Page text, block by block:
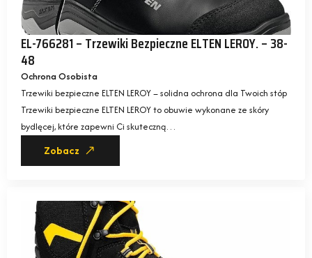
EL-766281 – Trzewiki Bezpieczne ELTEN LEROY. – 38-
48
Ochrona Osobista
Trzewiki bezpieczne ELTEN LEROY – solidna ochrona dla Twoich stóp
Trzewiki bezpieczne ELTEN LEROY to obuwie wykonane ze skóry
bydlęcej, które zapewni Ci skuteczną…
Zobacz